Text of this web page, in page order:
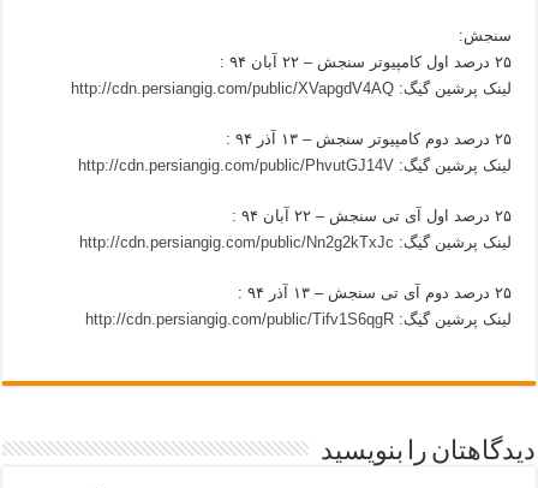
سنجش:
۲۵ درصد اول کامپیوتر سنجش – ۲۲ آبان ۹۴ :
لینک پرشین گیگ:http://cdn.persiangig.com/public/XVapgdV4AQ
۲۵ درصد دوم کامپیوتر سنجش – ۱۳ آذر ۹۴ :
لینک پرشین گیگ:http://cdn.persiangig.com/public/PhvutGJ14V
۲۵ درصد اول آی تی سنجش – ۲۲ آبان ۹۴ :
لینک پرشین گیگ: http://cdn.persiangig.com/public/Nn2g2kTxJc
۲۵ درصد دوم آی تی سنجش – ۱۳ آذر ۹۴ :
لینک پرشین گیگ:http://cdn.persiangig.com/public/Tifv1S6qgR
دیدگاهتان را بنویسید